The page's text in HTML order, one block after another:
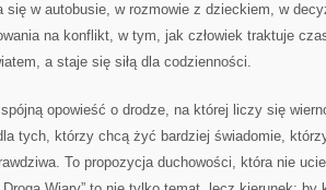
się w autobusie, w rozmowie z dzieckiem, w
na konflikt, w tym, jak człowiek traktuje
a staje się siłą dla codzienności.
spójną opowieść o drodze, na której liczy się
tych, którzy chcą żyć bardziej świadomie,
To propozycja duchowości, która nie